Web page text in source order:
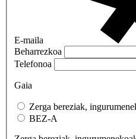
E-maila
Beharrezkoa
Telefonoa
Gaia
Zerga bereziak,
BEZ-A